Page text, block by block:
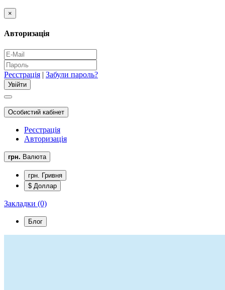
×
Авторизація
Реєстрація | Забули пароль?
Особистий кабінет
Реєстрація
Авторизація
грн. Валюта
грн. Гривня
$ Доллар
Закладки (0)
Блог